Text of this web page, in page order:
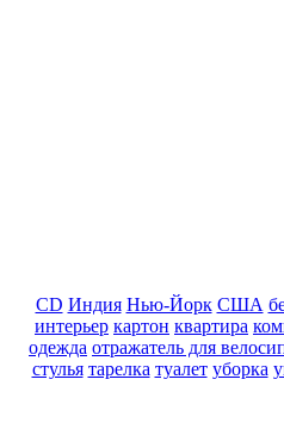
CD Индия Нью-Йорк США
интерьер картон квартира
одежда отражатель для
стулья тарелка туалет уборка